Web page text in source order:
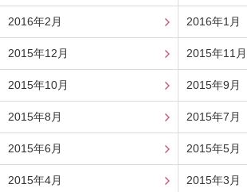
2016年2月 2016年1月
2015年12月 2015年11月
2015年10月 2015年9月
2015年8月 2015年7月
2015年6月 2015年5月
2015年4月 2015年3月